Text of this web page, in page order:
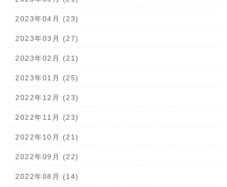
2023年04月 (23)
2023年03月 (27)
2023年02月 (21)
2023年01月 (25)
2022年12月 (23)
2022年11月 (23)
2022年10月 (21)
2022年09月 (22)
2022年08月 (14)